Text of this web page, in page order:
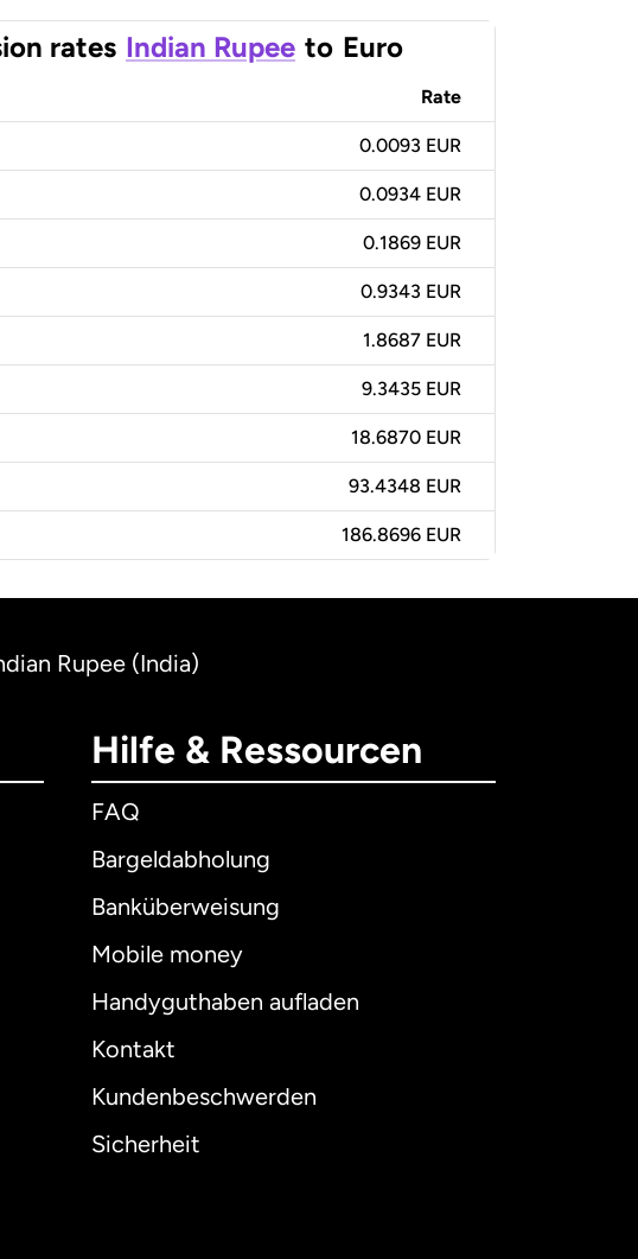
rates Indian Rupee to Euro
Rate
0.0093 EUR
0.0934 EUR
0.1869 EUR
0.9343 EUR
1.8687 EUR
9.3435 EUR
18.6870 EUR
93.4348 EUR
186.8696 EUR
Rupee (India)
Hilfe & Ressourcen
FAQ
Bargeldabholung
Banküberweisung
Mobile money
Handyguthaben aufladen
Kontakt
Kundenbeschwerden
Sicherheit